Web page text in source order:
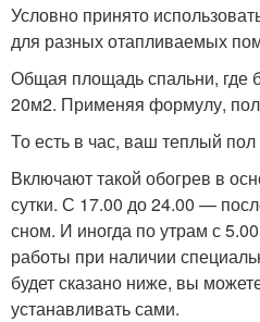
Условно принято
для разных отапливаемых
Общая площадь спальни, где
20м2. Применяя формулу,
То есть в час, ваш теплый пол
Включают такой обогрев в
сутки. С 17.00 до 24.00 —
сном. И иногда по утрам с
работы при наличии
будет сказано ниже, вы
устанавливать сами.